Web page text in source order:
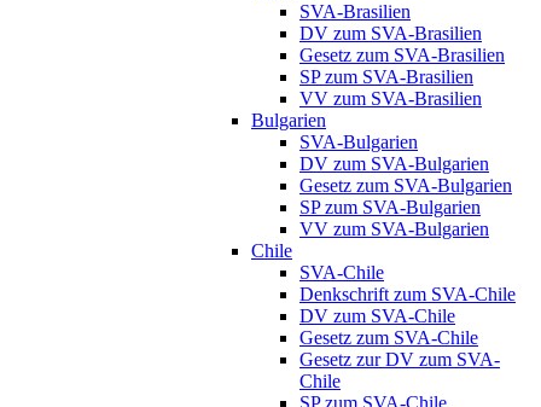
SVA-Brasilien
DV zum SVA-Brasilien
Gesetz zum SVA-Brasilien
SP zum SVA-Brasilien
VV zum SVA-Brasilien
Bulgarien
SVA-Bulgarien
DV zum SVA-Bulgarien
Gesetz zum SVA-Bulgarien
SP zum SVA-Bulgarien
VV zum SVA-Bulgarien
Chile
SVA-Chile
Denkschrift zum SVA-Chile
DV zum SVA-Chile
Gesetz zum SVA-Chile
Gesetz zur DV zum SVA-
Chile
SP zum SVA-Chile